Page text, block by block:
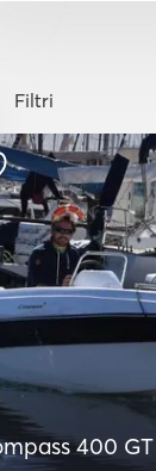
Filtri
400 GT